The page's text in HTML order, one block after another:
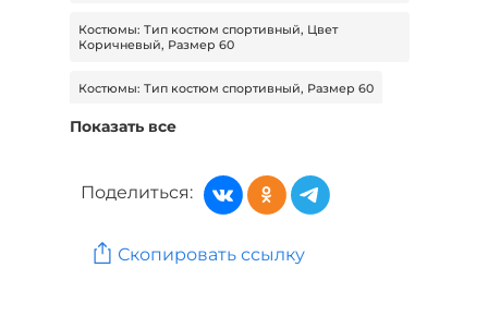
Костюмы: Тип костюм спортивный, Цвет
Коричневый, Размер 60
Костюмы: Тип костюм спортивный, Размер 60
Костюмы: Цвет Коричневый, Размер 60, Сезон
Костюмы: Тип костюм спортивный, Цвет Черный,
Размер 60
Костюмы: Цвет Черный, Размер 60, Сезон
Демисезон
Показать все
Поделиться:
Скопировать ссылку